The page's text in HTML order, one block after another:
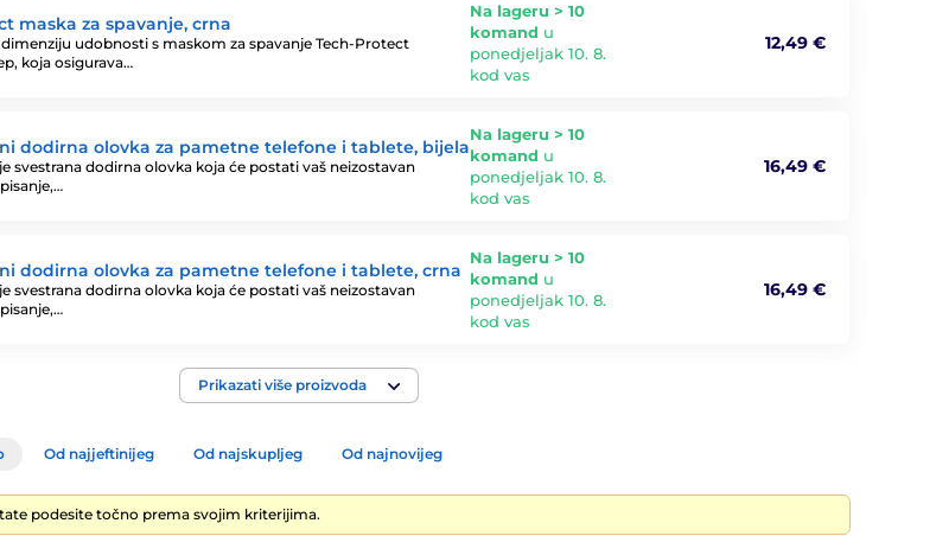
maska za spavanje, crna
udobnosti s maskom za spavanje Tech-Protect
koja osigurava…
Na lageru > 10
komand u
ponedjeljak 10. 8.
kod vas
12,49 €
dodirna olovka za pametne telefone i tablete, bijela
svestrana dodirna olovka koja će postati vaš neizostavan
Na lageru > 10
komand u
ponedjeljak 10. 8.
kod vas
16,49 €
dodirna olovka za pametne telefone i tablete, crna
svestrana dodirna olovka koja će postati vaš neizostavan
Na lageru > 10
komand u
ponedjeljak 10. 8.
kod vas
16,49 €
Prikazati više proizvoda
Od najjeftinijeg Od najskupljeg Od najnovijeg
podesite točno prema svojim kriterijima.